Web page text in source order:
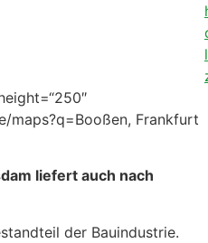
l
maps?q=Booßen, Frankfurt
liefert auch nach
der Bauindustrie.